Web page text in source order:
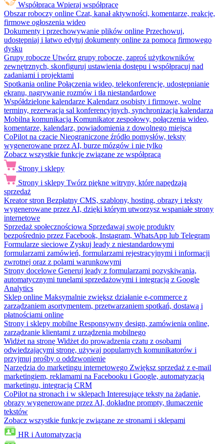
Współpraca Wpieraj współpracę
Obszar roboczy online Czat, kanał aktywności, komentarze, reakcje,
firmowe ogłoszenia wideo
Dokumenty i przechowywanie plików online Przechowuj,
udostępniaj i łatwo edytuj dokumenty online za pomocą firmowego
dysku
Grupy robocze Utwórz grupy robocze, zaproś użytkowników
zewnętrznych, skonfiguruj ustawienia dostępu i współpracuj nad
zadaniami i projektami
Spotkania online Połączenia wideo, telekonferencje, udostępnianie
ekranu, nagrywanie rozmów i tła niestandardowe
Współdzielone kalendarze Kalendarz osobisty i firmowe, wolne
terminy, rezerwacja sal konferencyjnych, synchronizacja kalendarza
Mobilna komunikacja Komunikator zespołowy, połączenia wideo,
komentarze, kalendarz, powiadomienia z dowolnego miejsca
CoPilot na czacie Nieograniczone źródło pomysłów, teksty
wygenerowane przez AI, burze mózgów i nie tylko
Zobacz wszystkie funkcje związane ze współpracą
Strony i sklepy
Strony i sklepy Twórz piękne witryny, które napędzają
sprzedaż
Kreator stron Bezpłatny CMS, szablony, hosting, obrazy i teksty
wygenerowane przez AI, dzięki którym utworzysz wspaniałe strony
internetowe
Sprzedaż społecznościowa Sprzedawaj swoje produkty
bezpośrednio przez Facebook, Instagram, WhatsApp lub Telegram
Formularze sieciowe Zyskuj leady z niestandardowymi
formularzami zamówień, formularzami rejestracyjnymi i informacji
zwrotnej oraz z polami warunkowymi
Strony docelowe Generuj leady z formularzami pozyskiwania,
automatycznymi tunelami sprzedażowymi i integracją z Google
Analytics
Sklep online Maksymalnie zwiększ działanie e-commerce z
zarządzaniem asortymentem, przetwarzaniem spotkań, dostawą i
płatnościami online
Strony i sklepy mobilne Responsywny design, zamówienia online,
zarządzanie klientami z urządzenia mobilnego
Widżet na stronę Widżet do prowadzenia czatu z osobami
odwiedzającymi stronę, używaj popularnych komunikatorów i
przyjmuj prośby o oddzwonienie
Narzędzia do marketingu internetowego Zwiększ sprzedaż z e-mail
marketingiem, reklamami na Facebooku i Google, automatyzacją
marketingu, integracją CRM
CoPilot na stronach i w sklepach Interesujące teksty na żądanie,
obrazy wygenerowane przez AI, dokładne prompty, tłumaczenie
tekstów
Zobacz wszystkie funkcje związane ze stronami i sklepami
HR i Automatyzacja